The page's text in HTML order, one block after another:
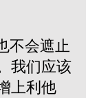
不会遮止
我们应该
上利他